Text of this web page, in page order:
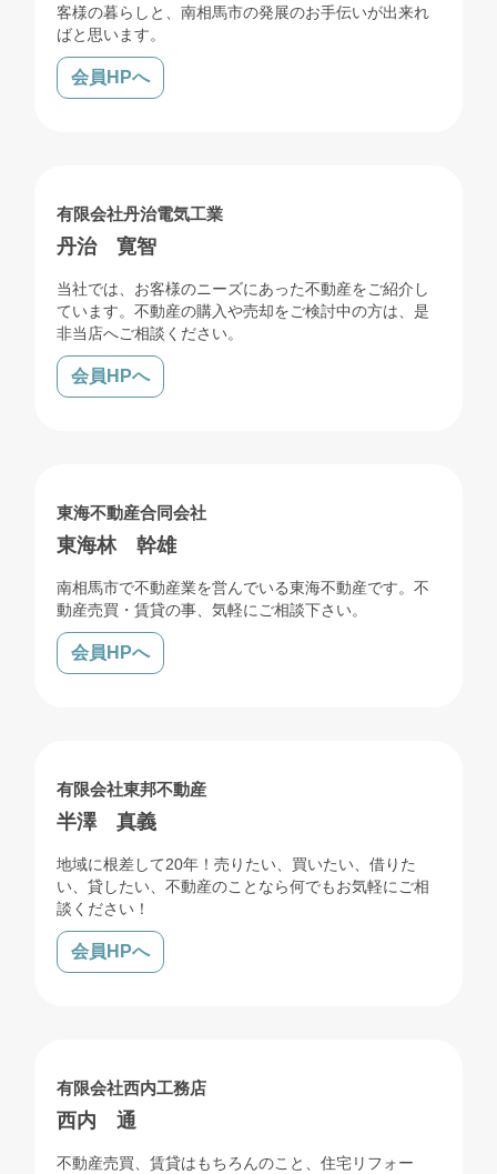
客様の暮らしと、南相馬市の発展のお手伝いが出来れ
ばと思います。
会員HPへ
売買 賃貸 管理 リフォーム
有限会社丹治電気工業
丹治 寛智
当社では、お客様のニーズにあった不動産をご紹介し
ています。不動産の購入や売却をご検討中の方は、是
非当店へご相談ください。
会員HPへ
売買 賃貸
東海不動産合同会社
東海林 幹雄
南相馬市で不動産業を営んでいる東海不動産です。不
動産売買・賃貸の事、気軽にご相談下さい。
会員HPへ
売買 賃貸 管理
有限会社東邦不動産
半澤 真義
地域に根差して20年！売りたい、買いたい、借りた
い、貸したい、不動産のことなら何でもお気軽にご相
談ください！
会員HPへ
売買 賃貸 管理 リフォーム
有限会社西内工務店
西内 通
不動産売買、賃貸はもちろんのこと、住宅リフォー